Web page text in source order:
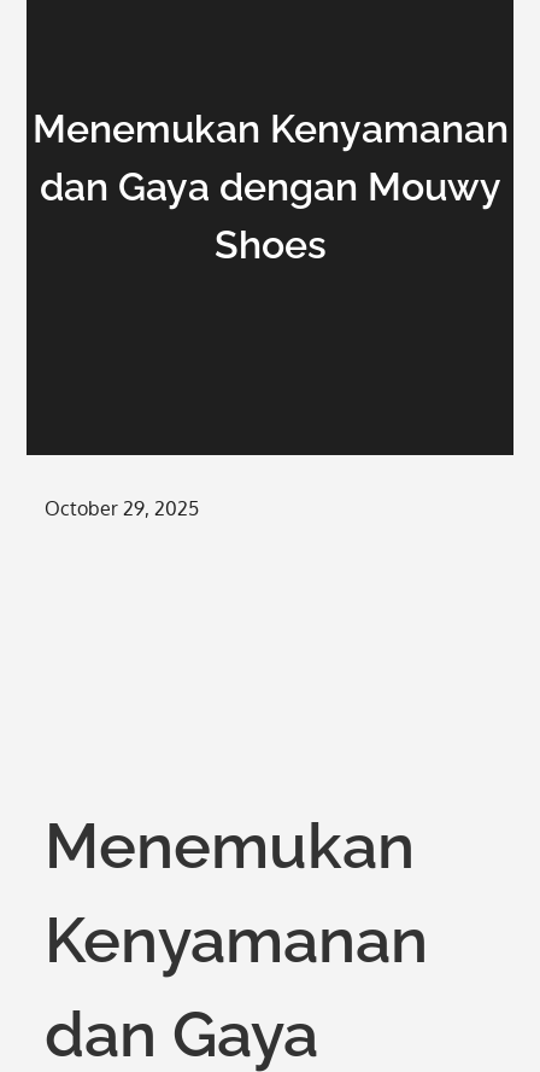
Menemukan Kenyamanan
dan Gaya dengan Mouwy
Shoes
Posted
October 29, 2025
Menemukan
Kenyamanan
dan Gaya